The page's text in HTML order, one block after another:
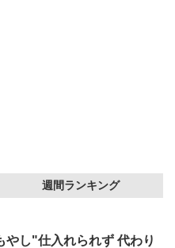
週間ランキング
し"仕入れられず 代わり